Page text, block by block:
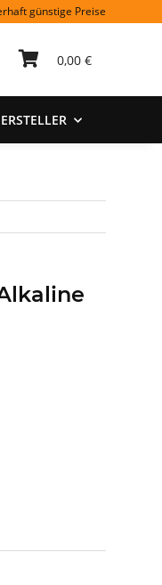
günstige Preise
0,00 €